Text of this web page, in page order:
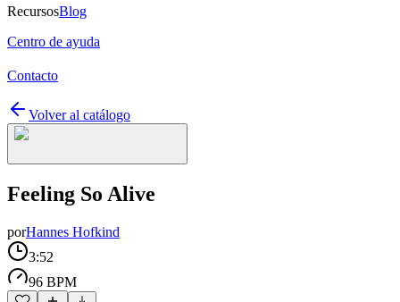
RecursosBlog
Centro de ayuda
Contacto
Volver al catálogo
Feeling So Alive
porHannes Hofkind
3:52
96 BPM